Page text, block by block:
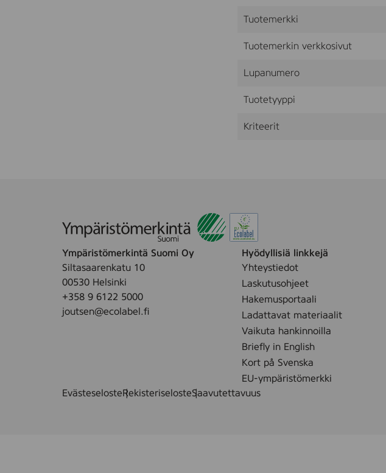
Tuotemerkki
Tuotemerkin verkkosivut
Lupanumero
Tuotetyyppi
Kriteerit
Ympäristömerkintä Suomi Oy
Siltasaarenkatu 10
00530 Helsinki
+358 9 6122 5000
joutsen@ecolabel.fi
Hyödyllisiä linkkejä
Yhteystiedot
Laskutusohjeet
Hakemusportaali
Ladattavat materiaalit
Vaikuta hankinnoilla
Briefly in English
Kort på Svenska
EU-ympäristömerkki
EvästeselosteRekisteriselosteSaavutettavuus